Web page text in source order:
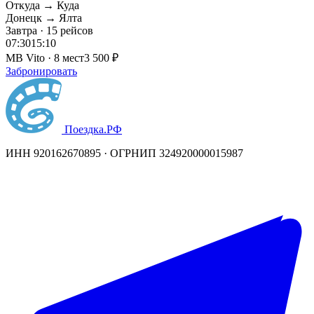
Откуда → Куда
Донецк → Ялта
Завтра · 15 рейсов
07:3015:10
MB Vito · 8 мест3 500 ₽
Забронировать
Поездка.РФ
ИНН 920162670895 · ОГРНИП 324920000015987